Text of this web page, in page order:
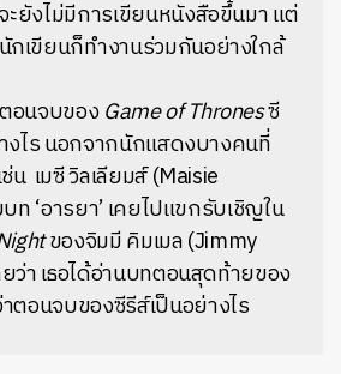
ยังไม่มีการเขียนหนังสือขึ้นมา แต่
เขียนก็ทำงานร่วมกันอย่างใกล้
อนจบของ Game of Thronesซี
งไร นอกจากนักแสดงบางคนที่
น เมซี วิลเลียมส์ (Maisie
‘อารยา’ เคยไปแขกรับเชิญใน
ของจิมมี คิมเมล (Jimmy
ว่า เธอได้อ่านบทตอนสุดท้ายของ
ตอนจบของซีรีส์เป็นอย่างไร